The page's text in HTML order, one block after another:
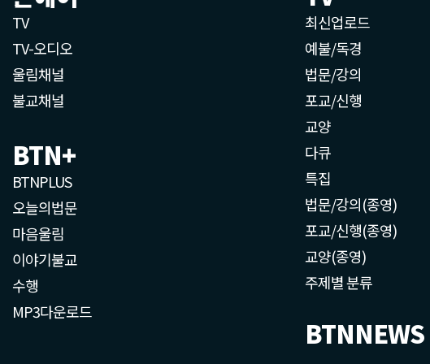
TV
TV-오디오
울림채널
불교채널
BTN+
BTNPLUS
오늘의법문
마음울림
이야기불교
수행
MP3다운로드
최신업로드
예불/독경
법문/강의
포교/신행
교양
다큐
특집
법문/강의(종영)
포교/신행(종영)
교양(종영)
주제별 분류
BTNNEWS